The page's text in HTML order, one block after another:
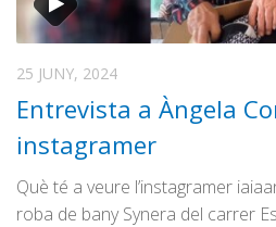
25 JUNY, 2024
Entrevista a Àngela
instagramer
Què té a veure l’instagramer
roba de bany Synera del carrer